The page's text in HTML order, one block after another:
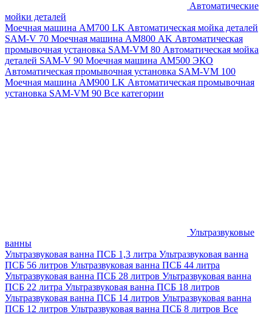
Автоматические
мойки деталей
Моечная машина AM700 LK Автоматическая мойка деталей
SAM-V 70 Моечная машина АМ800 AK Автоматическая
промывочная установка SAM-VM 80 Автоматическая мойка
деталей SAM-V 90 Моечная машина АМ500 ЭКО
Автоматическая промывочная установка SAM-VM 100
Моечная машина AM900 LK Автоматическая промывочная
установка SAM-VM 90 Все категории
Ультразвуковые
ванны
Ультразвуковая ванна ПСБ 1,3 литра Ультразвуковая ванна
ПСБ 56 литров Ультразвуковая ванна ПСБ 44 литра
Ультразвуковая ванна ПСБ 28 литров Ультразвуковая ванна
ПСБ 22 литра Ультразвуковая ванна ПСБ 18 литров
Ультразвуковая ванна ПСБ 14 литров Ультразвуковая ванна
ПСБ 12 литров Ультразвуковая ванна ПСБ 8 литров Все